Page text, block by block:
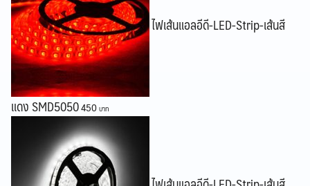
ไฟเส้นแอลอีดี-LED-Strip-เส้นสี
แดง SMD5050450